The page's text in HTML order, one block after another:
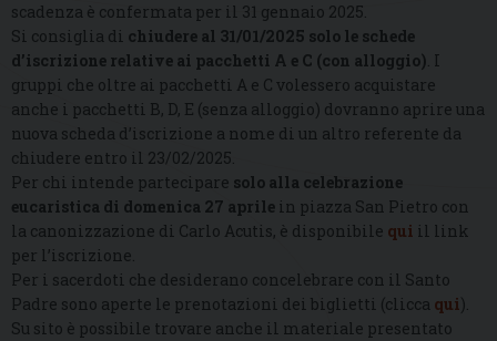
scadenza è confermata per il 31 gennaio 2025.
Si consiglia di chiudere al 31/01/2025 solo le schede
d’iscrizione relative ai pacchetti A e C (con alloggio). I
gruppi che oltre ai pacchetti A e C volessero acquistare
anche i pacchetti B, D, E (senza alloggio) dovranno aprire una
nuova scheda d’iscrizione a nome di un altro referente da
chiudere entro il 23/02/2025.
Per chi intende partecipare solo alla celebrazione
eucaristica di domenica 27 aprile in piazza San Pietro con
la canonizzazione di Carlo Acutis, è disponibile qui il link
per l’iscrizione.
Per i sacerdoti che desiderano concelebrare con il Santo
Padre sono aperte le prenotazioni dei biglietti (clicca qui).
Su sito è possibile trovare anche il materiale presentato